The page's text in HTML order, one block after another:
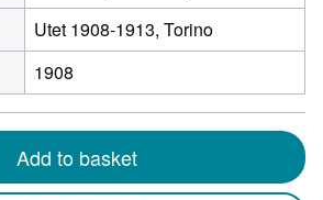
Utet 1908-1913, Torino
1908
Add to basket